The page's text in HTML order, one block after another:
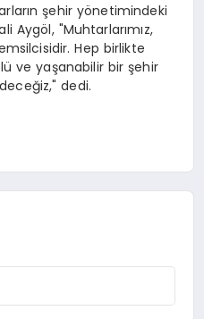
şehir yönetimindeki
Aygöl, "Muhtarlarımız,
Hep birlikte
ve yaşanabilir bir şehir
dedi.